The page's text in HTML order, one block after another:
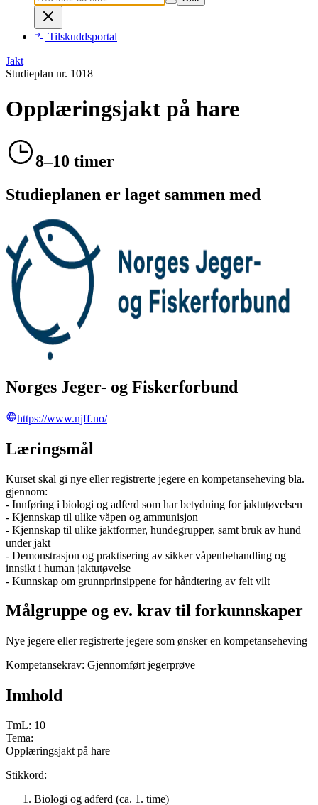
Tilskuddsportal
Jakt
Studieplan nr. 1018
Opplæringsjakt på hare
8–10 timer
Studieplanen er laget sammen med
Norges Jeger- og Fiskerforbund
https://www.njff.no/
Læringsmål
Kurset skal gi nye eller registrerte jegere en kompetanseheving bla.
gjennom:
- Innføring i biologi og adferd som har betydning for jaktutøvelsen
- Kjennskap til ulike våpen og ammunisjon
- Kjennskap til ulike jaktformer, hundegrupper, samt bruk av hund
under jakt
- Demonstrasjon og praktisering av sikker våpenbehandling og
innsikt i human jaktutøvelse
- Kunnskap om grunnprinsippene for håndtering av felt vilt
Målgruppe og ev. krav til forkunnskaper
Nye jegere eller registrerte jegere som ønsker en kompetanseheving
Kompetansekrav: Gjennomført jegerprøve
Innhold
TmL: 10
Tema:
Opplæringsjakt på hare
Stikkord:
Biologi og adferd (ca. 1. time)